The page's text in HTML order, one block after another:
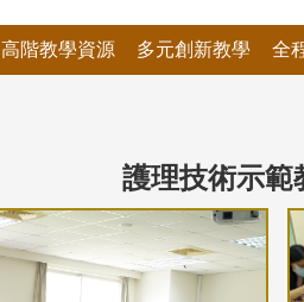
高階教學資源 多元創新教學 全
護理技術示範